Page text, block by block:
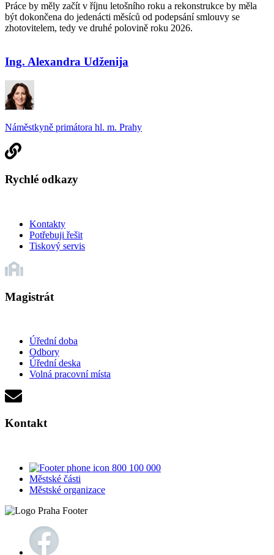
Práce by měly začít v říjnu letošního roku a rekonstrukce by měla
být dokončena do jedenácti měsíců od podepsání smlouvy se
zhotovitelem, tedy ve druhé polovině roku 2026.
Ing. Alexandra Udženija
Náměstkyně primátora hl. m. Prahy
Rychlé odkazy
Kontakty
Potřebuji řešit
Tiskový servis
Magistrát
Úřední doba
Odbory
Úřední deska
Volná pracovní místa
Kontakt
800 100 000
Městské části
Městské organizace